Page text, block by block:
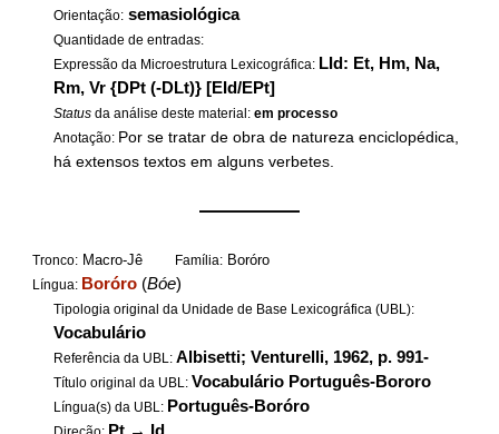
Orientação: semasiológica
Quantidade de entradas:
Expressão da Microestrutura Lexicográfica: LId: Et, Hm, Na,
Rm, Vr {DPt (-DLt)} [EId/EPt]
Status da análise deste material:em processo
Anotação: Por se tratar de obra de natureza enciclopédica,
há extensos textos em alguns verbetes.
——————
Tronco: Macro-Jê Família: Boróro
Língua: Boróro (Bóe)
Tipologia original da Unidade de Base Lexicográfica (UBL):
Vocabulário
Referência da UBL:Albisetti; Venturelli, 1962, p. 991-
Título original da UBL: Vocabulário Português-Bororo
Língua(s) da UBL: Português-Boróro